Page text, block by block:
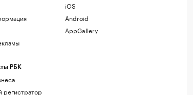
РБК
регистратор
iOS
Android
AppGallery